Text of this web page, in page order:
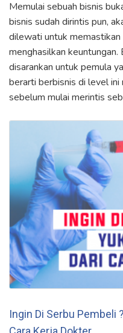
Memulai sebuah bisnis
bisnis sudah dirintis pun,
dilewati untuk
menghasilkan
disarankan untuk pemula
berarti berbisnis di level ini
sebelum mulai merintis
Ingin Di Serbu Pembeli